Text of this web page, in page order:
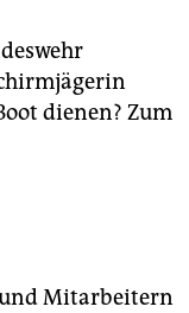
dienen? Zum
und Mitarbeitern